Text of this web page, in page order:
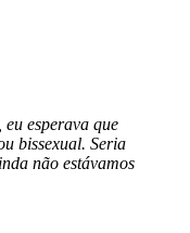
esperava que
bissexual. Seria
não estávamos